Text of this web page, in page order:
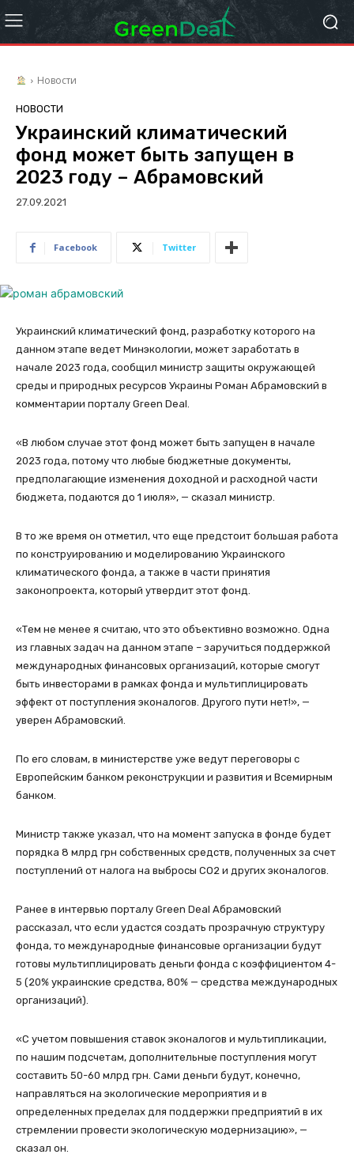
Новости
НОВОСТИ
Украинский климатический
фонд может быть запущен в
2023 году – Абрамовский
27.09.2021
Facebook Twitter
Украинский климатический фонд, разработку которого на
данном этапе ведет Минэкологии, может заработать в
начале 2023 года, сообщил министр защиты окружающей
среды и природных ресурсов Украины Роман Абрамовский в
комментарии порталу Green Deal.
«В любом случае этот фонд может быть запущен в начале
2023 года, потому что любые бюджетные документы,
предполагающие изменения доходной и расходной части
бюджета, подаются до 1 июля», — сказал министр.
В то же время он отметил, что еще предстоит большая работа
по конструированию и моделированию Украинского
климатического фонда, а также в части принятия
законопроекта, который утвердит этот фонд.
«Тем не менее я считаю, что это объективно возможно. Одна
из главных задач на данном этапе – заручиться поддержкой
международных финансовых организаций, которые смогут
быть инвесторами в рамках фонда и мультиплицировать
эффект от поступления эконалогов. Другого пути нет!», —
уверен Абрамовский.
По его словам, в министерстве уже ведут переговоры с
Европейским банком реконструкции и развития и Всемирным
банком.
Министр также указал, что на момент запуска в фонде будет
порядка 8 млрд грн собственных средств, полученных за счет
поступлений от налога на выбросы СО2 и других эконалогов.
Ранее в интервью порталу Green Deal Абрамовский
рассказал, что если удастся создать прозрачную структуру
фонда, то международные финансовые организации будут
готовы мультиплицировать деньги фонда с коэффициентом 4-
5 (20% украинские средства, 80% — средства международных
организаций).
«С учетом повышения ставок эконалогов и мультипликации,
по нашим подсчетам, дополнительные поступления могут
составить 50-60 млрд грн. Сами деньги будут, конечно,
направляться на экологические мероприятия и в
определенных пределах для поддержки предприятий в их
стремлении провести экологическую модернизацию», —
сказал он.